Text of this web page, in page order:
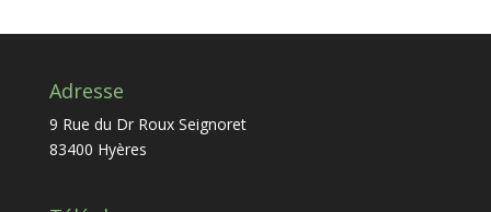
Adresse
9 Rue du Dr Roux Seignoret
83400 Hyères